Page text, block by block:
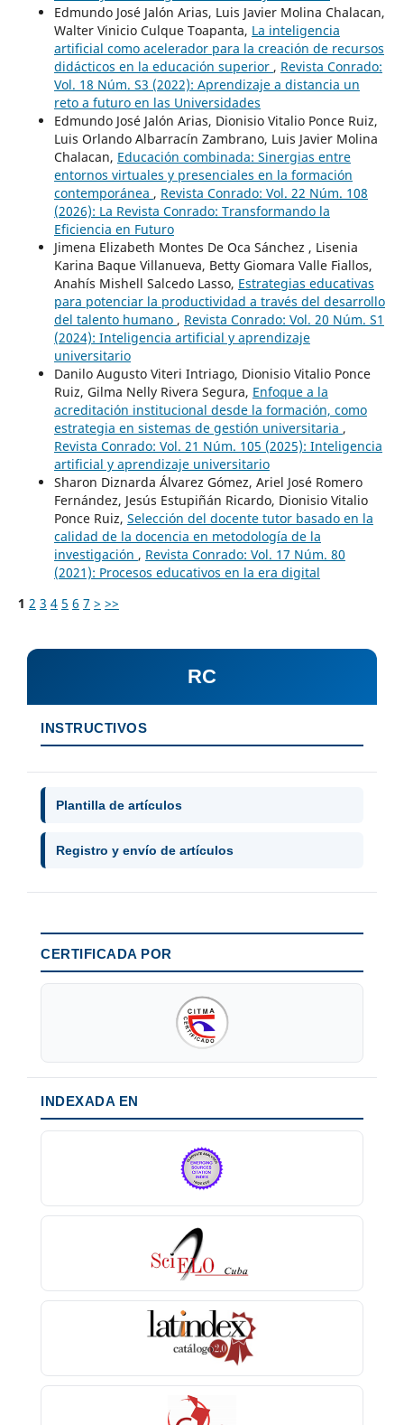
Edmundo José Jalón Arias, Luis Javier Molina Chalacan,
Walter Vinicio Culque Toapanta, La inteligencia
artificial como acelerador para la creación de recursos
didácticos en la educación superior , Revista Conrado:
Vol. 18 Núm. S3 (2022): Aprendizaje a distancia un
reto a futuro en las Universidades
Edmundo José Jalón Arias, Dionisio Vitalio Ponce Ruiz,
Luis Orlando Albarracín Zambrano, Luis Javier Molina
Chalacan, Educación combinada: Sinergias entre
entornos virtuales y presenciales en la formación
contemporánea , Revista Conrado: Vol. 22 Núm. 108
(2026): La Revista Conrado: Transformando la
Eficiencia en Futuro
Jimena Elizabeth Montes De Oca Sánchez , Lisenia
Karina Baque Villanueva, Betty Giomara Valle Fiallos,
Anahís Mishell Salcedo Lasso, Estrategias educativas
para potenciar la productividad a través del desarrollo
del talento humano , Revista Conrado: Vol. 20 Núm. S1
(2024): Inteligencia artificial y aprendizaje
universitario
Danilo Augusto Viteri Intriago, Dionisio Vitalio Ponce
Ruiz, Gilma Nelly Rivera Segura, Enfoque a la
acreditación institucional desde la formación, como
estrategia en sistemas de gestión universitaria ,
Revista Conrado: Vol. 21 Núm. 105 (2025): Inteligencia
artificial y aprendizaje universitario
Sharon Diznarda Álvarez Gómez, Ariel José Romero
Fernández, Jesús Estupiñán Ricardo, Dionisio Vitalio
Ponce Ruiz, Selección del docente tutor basado en la
calidad de la docencia en metodología de la
investigación , Revista Conrado: Vol. 17 Núm. 80
(2021): Procesos educativos en la era digital
1 2 3 4 5 6 7 > >>
RC
INSTRUCTIVOS
Plantilla de artículos
Registro y envío de artículos
CERTIFICADA POR
INDEXADA EN